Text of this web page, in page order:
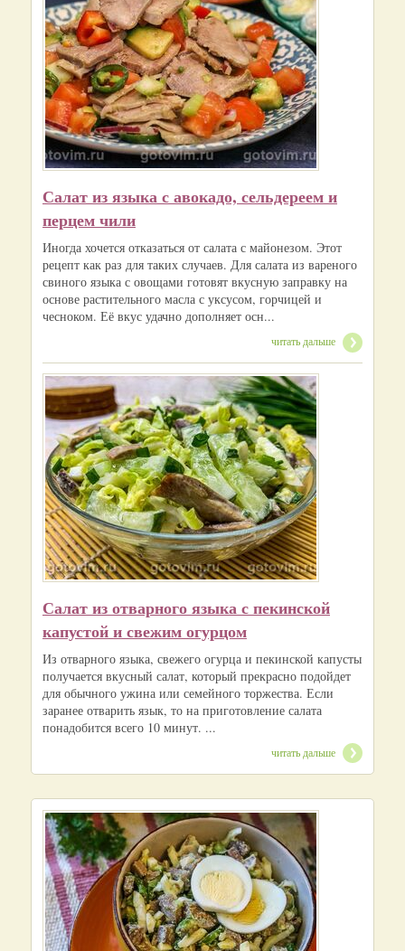
Салат из языка с авокадо, сельдереем и
перцем чили
Иногда хочется отказаться от салата с майонезом. Этот
рецепт как раз для таких случаев. Для салата из вареного
свиного языка с овощами готовят вкусную заправку на
основе растительного масла с уксусом, горчицей и
чесноком. Её вкус удачно дополняет осн...
читать дальше
Салат из отварного языка с пекинской
капустой и свежим огурцом
Из отварного языка, свежего огурца и пекинской капусты
получается вкусный салат, который прекрасно подойдет
для обычного ужина или семейного торжества. Если
заранее отварить язык, то на приготовление салата
понадобится всего 10 минут. ...
читать дальше